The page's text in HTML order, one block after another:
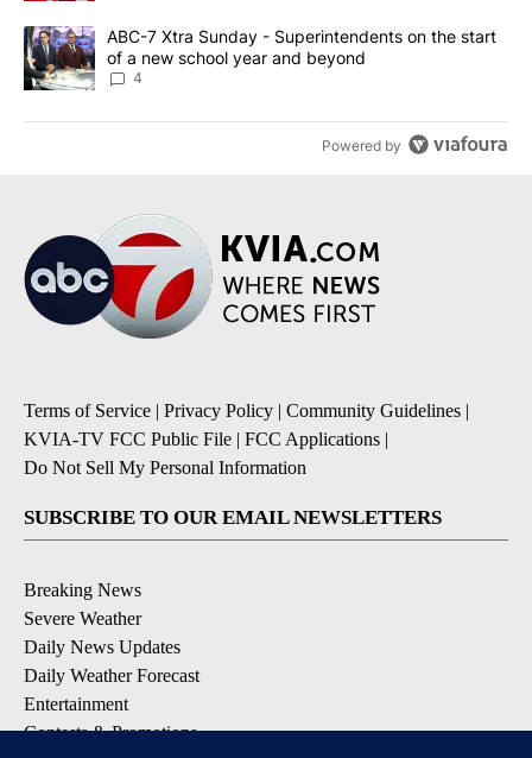
A trending article titled "ABC-7 Xtra Sunday - Superintendents
ABC-7 Xtra Sunday - Superintendents on the start
of a new school year and beyond
4
Powered by
Terms of Service | Privacy Policy | Community Guidelines |
KVIA-TV FCC Public File | FCC Applications |
Do Not Sell My Personal Information
SUBSCRIBE TO OUR EMAIL NEWSLETTERS
Breaking News
Severe Weather
Daily News Updates
Daily Weather Forecast
Entertainment
Contests & Promotions